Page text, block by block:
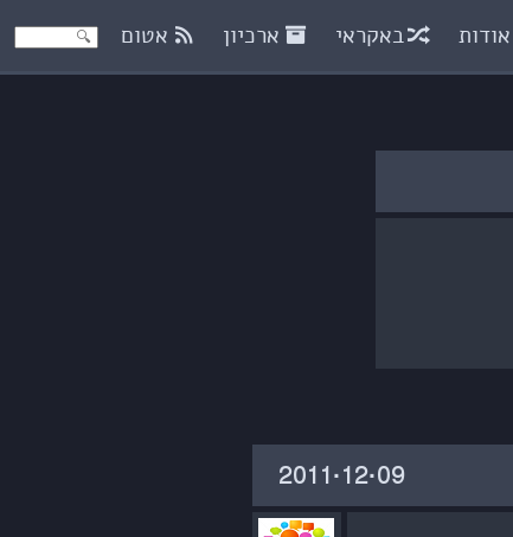
אודות באקראי ארכיון אטום
‎2011·12·09‏